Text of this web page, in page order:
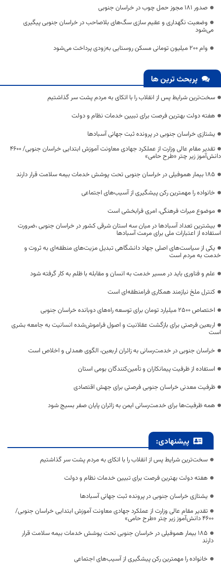
صدور ۱۸۱ مجوز حمل چوب در خراسان جنوبی
وضعیت نگهداری و عقیم سازی سگ‌های بلاصاحب در خراسان جنوبی پیگیری
می‌شود
وام ۲۰۰ میلیون تومانی مسکن روستایی به‌زودی پرداخت می‌شود
پربحث ترین ها
سخت‌ترین شرایط پس از انقلاب را با اتکای به مردم پشت سر گذاشتیم
هفته دولت بهترین فرصت برای تبیین خدمات نظام و دولت
یشتازی خراسان جنوبی در پرونده ثبت جهانی آسبادها
تقدیر مقام عالی وزارت از عملکرد جهادی معاونت آموزش ابتدایی خراسان جنوبی/ ۴۶۰۰
دانش‌آموز زیر چتر «طرح حامی»
۱۸۵ بیمار هموفیلی در خراسان جنوبی تحت پوشش خدمات بیمه سلامت قرار دارند
خانواده را مهمترین رکن پیشگیری از آسیب‌های اجتماعی
موضوع میراث فرهنگی، امری فرابخشی است
بیشترین تعداد آسبادها در میان سه استان شرقی کشور در خراسان جنوبی ،ضرورت
استفاده از اعتبارات ملی برای مرمت آسبادها
یکی از سیاست‌های اصلی جهاد دانشگاهی تبدیل مزیت‌های منطقه‌ای به ثروت و
خدمت به مردم است
علم و فناوری باید در مسیر خدمت به انسان و مقابله با ظلم به کار گرفته شود
کنترل ملخ نیازمند همکاری فرامنطقه‌ای است
اختصاص 2500 میلیارد تومان برای توسعه راه‌های دوبانده خراسان جنوبی
اربعین فرصتی برای بازگشت عقلانیت و اصول فراموش‌شده انسانیت به جامعه بشری
است
خراسان جنوبی در خدمت‌رسانی به زائران اربعین، الگوی همدلی و اخلاص است
استفاده از ظرفیت پیمانکاران و تأمین‌کنندگان بومی استان
ظرفیت معدنی خراسان جنوبی فرصتی برای جهش اقتصادی
همه ظرفیت‌ها برای خدمت‌رسانی ایمن به زائران پایان صفر بسیج شود
پیشنهادی:
سخت‌ترین شرایط پس از انقلاب را با اتکای به مردم پشت سر گذاشتیم
هفته دولت بهترین فرصت برای تبیین خدمات نظام و دولت
یشتازی خراسان جنوبی در پرونده ثبت جهانی آسبادها
تقدیر مقام عالی وزارت از عملکرد جهادی معاونت آموزش ابتدایی خراسان جنوبی/
۴۶۰۰ دانش‌آموز زیر چتر «طرح حامی»
۱۸۵ بیمار هموفیلی در خراسان جنوبی تحت پوشش خدمات بیمه سلامت قرار
دارند
خانواده را مهمترین رکن پیشگیری از آسیب‌های اجتماعی